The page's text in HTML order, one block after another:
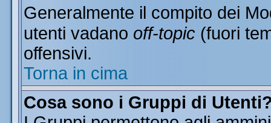
Generalmente il compito dei
utenti vadano off-topic (fuori
offensivi.
Torna in cima
Cosa sono i Gruppi di